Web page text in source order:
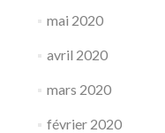
mai 2020
avril 2020
mars 2020
février 2020